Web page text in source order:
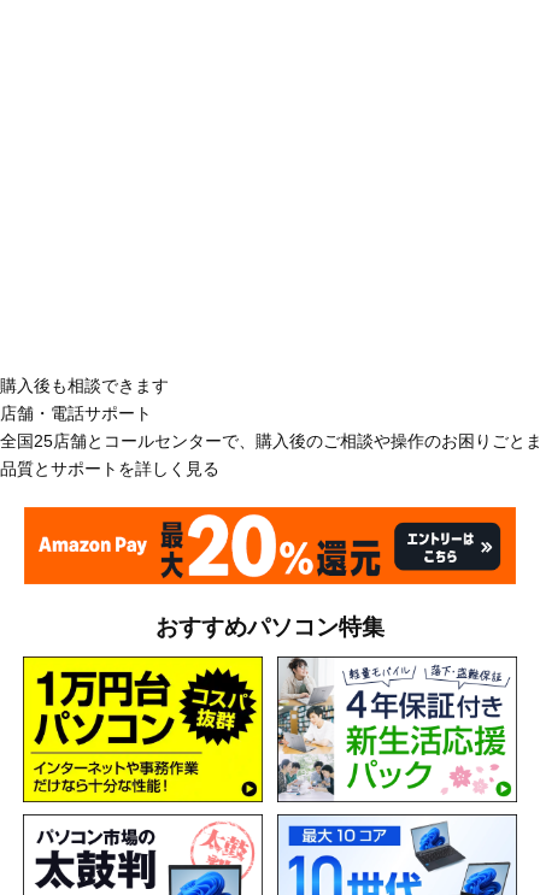
購入後も相談できます
店舗・電話サポート
全国25店舗とコールセンターで、購入後のご相談や操作のお困りごと
品質とサポートを詳しく見る
おすすめパソコン特集